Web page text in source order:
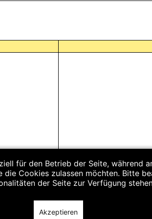
für den Betrieb der Seite, während
Cookies zulassen möchten. Bitte
der Seite zur Verfügung
Akzeptieren